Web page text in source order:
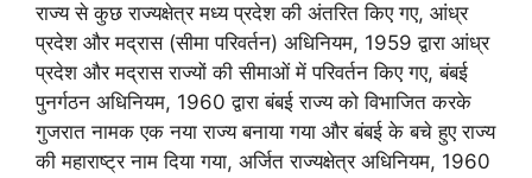
राज्य से कुछ राज्यक्षेत्र मध्य प्रदेश की अंतरित किए गए, आंध्र
प्रदेश और मद्रास (सीमा परिवर्तन) अधिनियम, 1959 द्वारा आंध्र
प्रदेश और मद्रास राज्यों की सीमाओं में परिवर्तन किए गए, बंबई
पुनर्गठन अधिनियम, 1960 द्वारा बंबई राज्य को विभाजित करके
गुजरात नामक एक नया राज्य बनाया गया और बंबई के बचे हुए राज्य
की महाराष्ट्र नाम दिया गया, अर्जित राज्यक्षेत्र अधिनियम, 1960